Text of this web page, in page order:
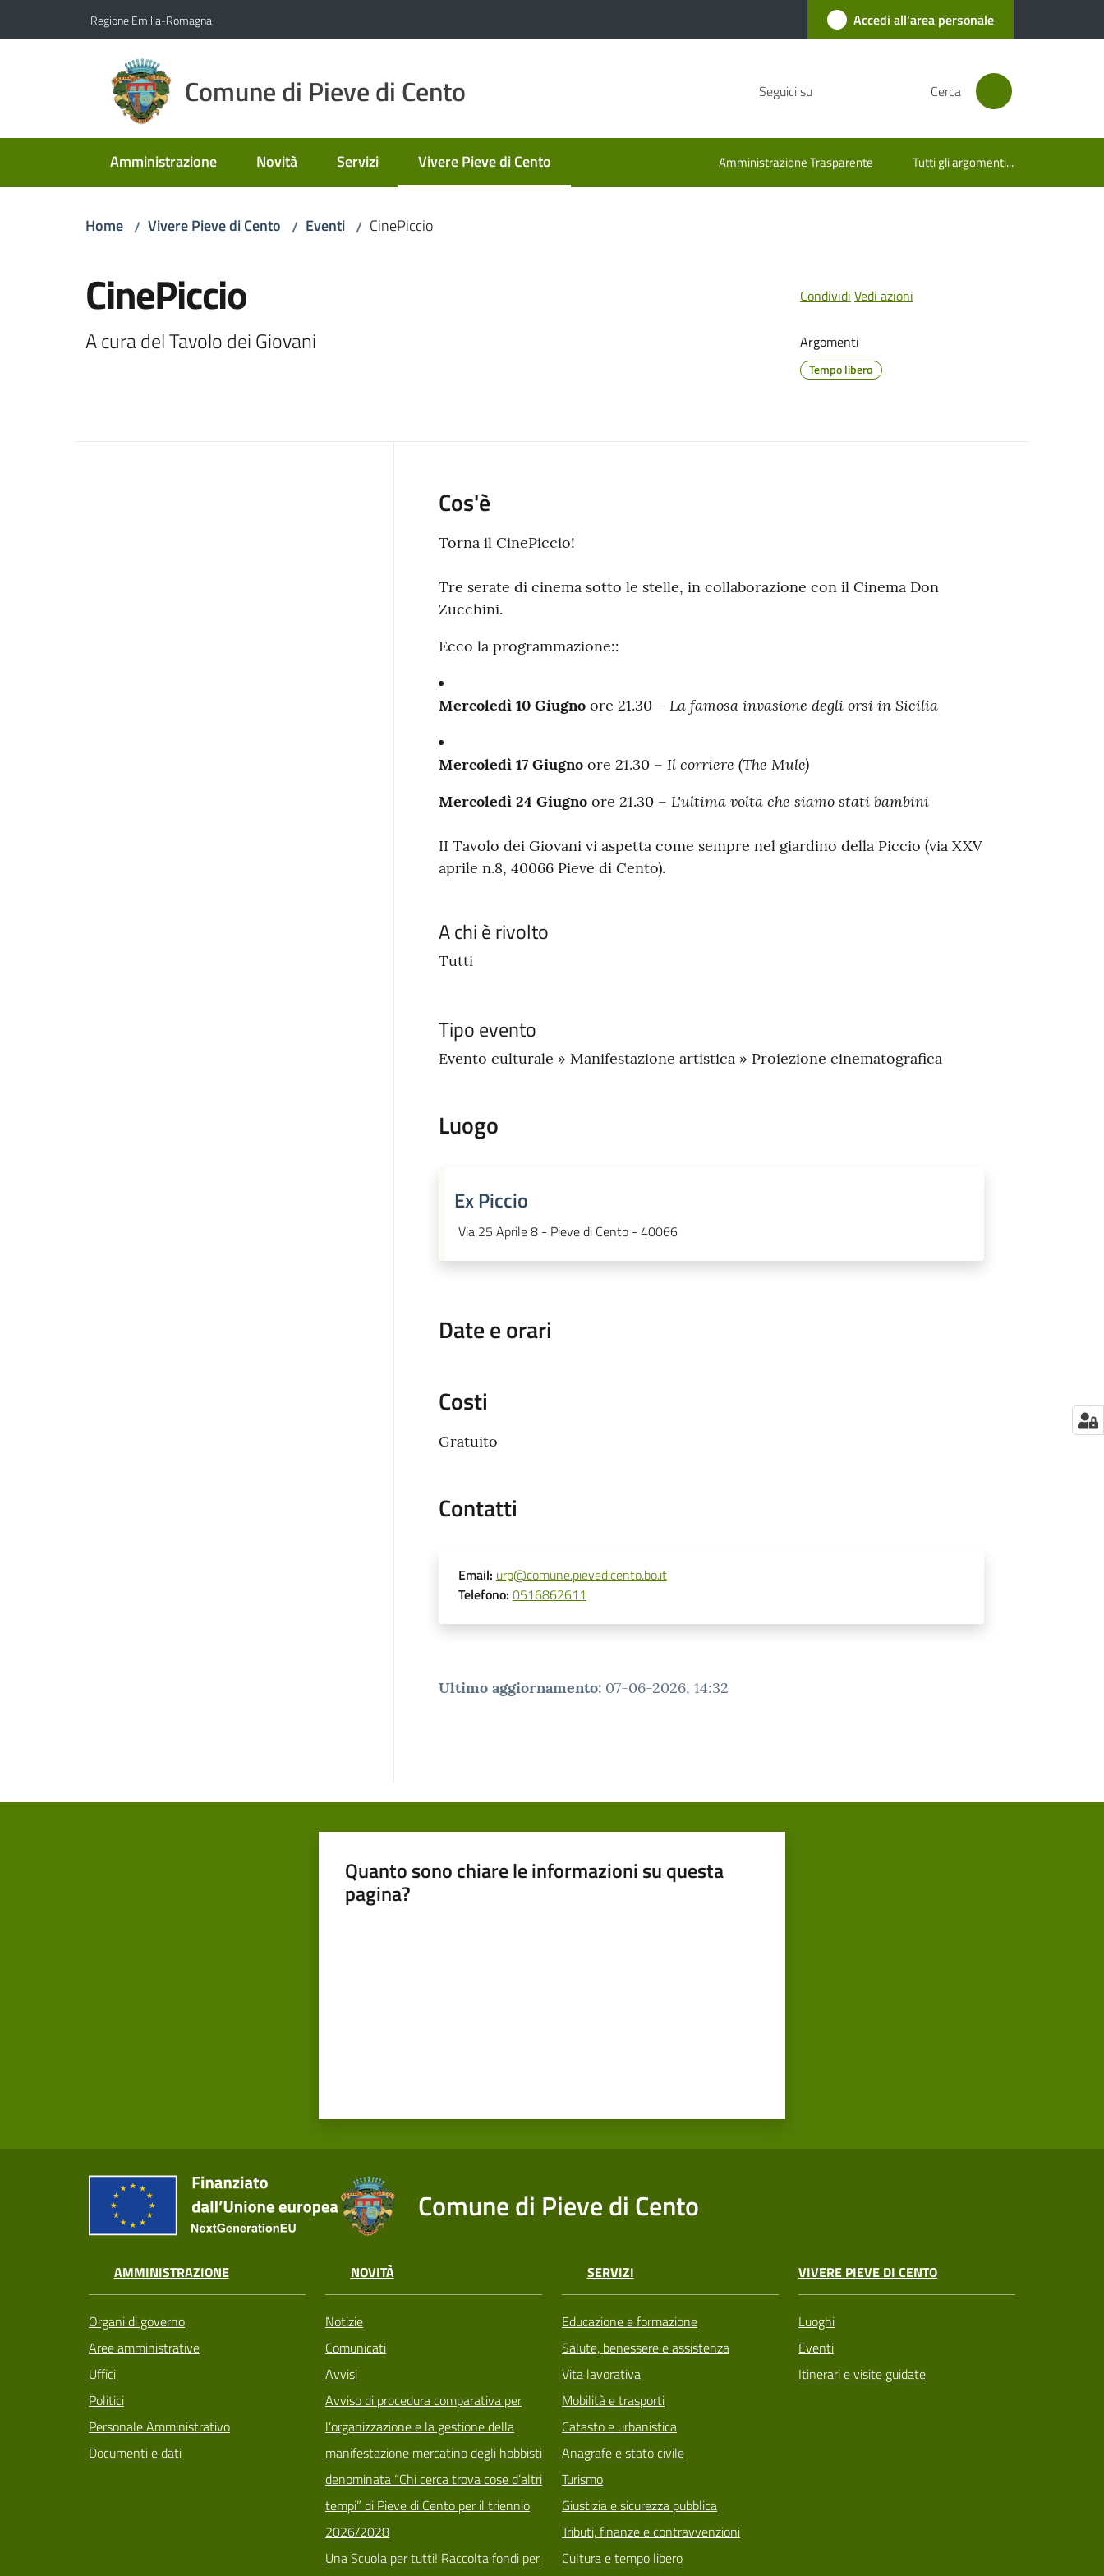
Regione Emilia-Romagna Accedi all'area personale
Comune di Pieve di Cento Seguici su Cerca
Amministrazione Novità Servizi Vivere Pieve di Cento
Menu selezionato Amministrazione Trasparente Tutti gli argomenti...
Home / Vivere Pieve di Cento / Eventi / CinePiccio
CinePiccio
A cura del Tavolo dei Giovani
Condividi Vedi azioni
Argomenti
Tempo libero
Cos'è
Torna il CinePiccio!
Tre serate di cinema sotto le stelle, in collaborazione con il Cinema Don
Zucchini.
Ecco la programmazione::
Mercoledì 10 Giugnoore 21.30 – La famosa invasione degli orsi in Sicilia
Mercoledì 17 Giugnoore 21.30 – Il corriere (The Mule)
Mercoledì 24 Giugnoore 21.30 – L'ultima volta che siamo stati bambini
II Tavolo dei Giovani vi aspetta come sempre nel giardino della Piccio (via XXV
aprile n.8, 40066 Pieve di Cento).
A chi è rivolto
Tutti
Tipo evento
Evento culturale » Manifestazione artistica » Proiezione cinematografica
Luogo
Ex Piccio
Via 25 Aprile 8 - Pieve di Cento - 40066
Date e orari
Costi
Gratuito
Contatti
Email: urp@comune.pievedicento.bo.it
Telefono: 0516862611
Ultimo aggiornamento: 07-06-2026, 14:32
Quanto sono chiare le informazioni su questa
pagina?
Comune di Pieve di Cento
AMMINISTRAZIONE
Organi di governo
Aree amministrative
Uffici
Politici
Personale Amministrativo
Documenti e dati
NOVITÀ
Notizie
Comunicati
Avvisi
Avviso di procedura comparativa per
l’organizzazione e la gestione della
manifestazione mercatino degli hobbisti
denominata “Chi cerca trova cose d’altri
tempi” di Pieve di Cento per il triennio
2026/2028
Una Scuola per tutti! Raccolta fondi per
SERVIZI
Educazione e formazione
Salute, benessere e assistenza
Vita lavorativa
Mobilità e trasporti
Catasto e urbanistica
Anagrafe e stato civile
Turismo
Giustizia e sicurezza pubblica
Tributi, finanze e contravvenzioni
Cultura e tempo libero
VIVERE PIEVE DI CENTO
Luoghi
Eventi
Itinerari e visite guidate